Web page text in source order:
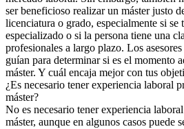
ser beneficioso realizar un máster justo
licenciatura o grado, especialmente si se
especializado o si la persona tiene una
profesionales a largo plazo. Los
guían para determinar si es el momento
máster. Y cuál encaja mejor con tus
¿Es necesario tener experiencia laboral
máster?
No es necesario tener experiencia
máster, aunque en algunos casos puede